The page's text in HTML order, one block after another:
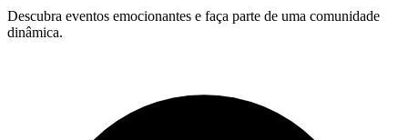
Descubra eventos emocionantes e faça parte de uma comunidade
dinâmica.